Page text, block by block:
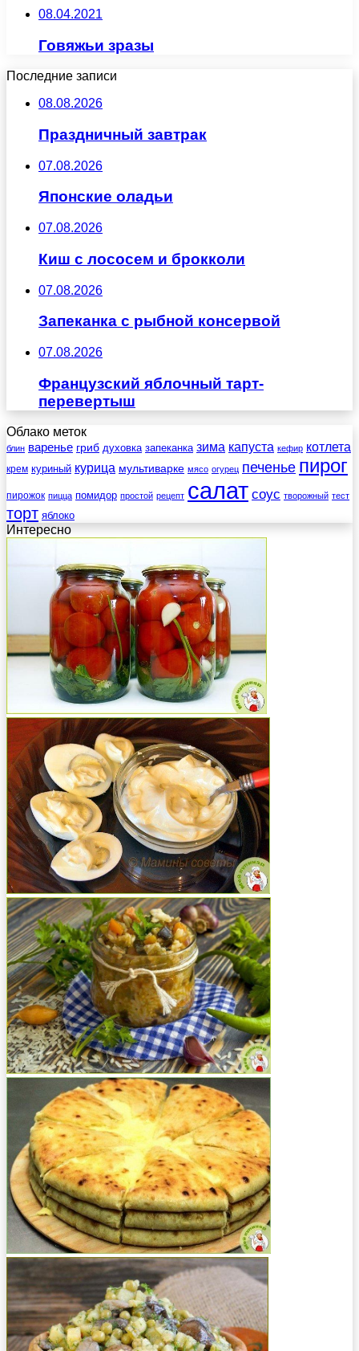
08.04.2021
Говяжьи зразы
Последние записи
08.08.2026
Праздничный завтрак
07.08.2026
Японские оладьи
07.08.2026
Киш с лососем и брокколи
07.08.2026
Запеканка с рыбной консервой
07.08.2026
Французский яблочный тарт-
перевертыш
Облако меток
блин варенье гриб духовка запеканка зима капуста кефир котлета
крем куриный курица мультиварке мясо огурец печенье пирог
пирожок пицца помидор простой рецепт салат соус творожный тест
торт яблоко
Интересно